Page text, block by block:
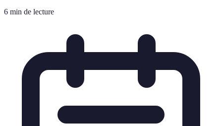
6 min de lecture